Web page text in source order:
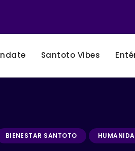
Santoto Vibes
BIENESTAR SANTOTO